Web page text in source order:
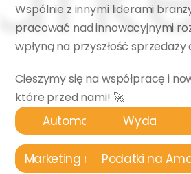
Wspólnie z innymi liderami
pracować nad innowacyjnymi
wpłyną na przyszłość sprzedaży
Cieszymy się na współpracę i
które przed nami! 🚀
AutomatyzacjaWydarzenia
Marketing na Amazon
Podatki na